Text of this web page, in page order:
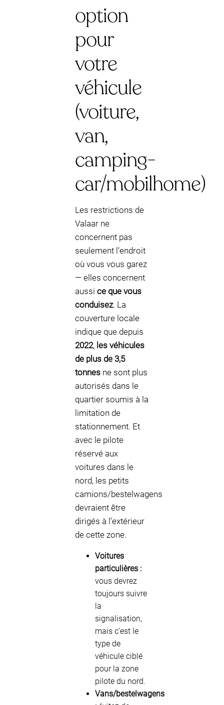
option
pour
votre
véhicule
(voiture,
van,
camping-
car/mobilhome)
Les restrictions de
Valaar ne
concernent pas
seulement l’endroit
où vous vous garez
— elles concernent
aussi ce que vous
conduisez. La
couverture locale
indique que depuis
2022, les véhicules
de plus de 3,5
tonnes ne sont plus
autorisés dans le
quartier soumis à la
limitation de
stationnement. Et
avec le pilote
réservé aux
voitures dans le
nord, les petits
camions/bestelwagens
devraient être
dirigés à l’extérieur
de cette zone.
Voitures
particulières :
vous devrez
toujours suivre
la
signalisation,
mais c’est le
type de
véhicule ciblé
pour la zone
pilote du nord.
Vans/bestelwagens